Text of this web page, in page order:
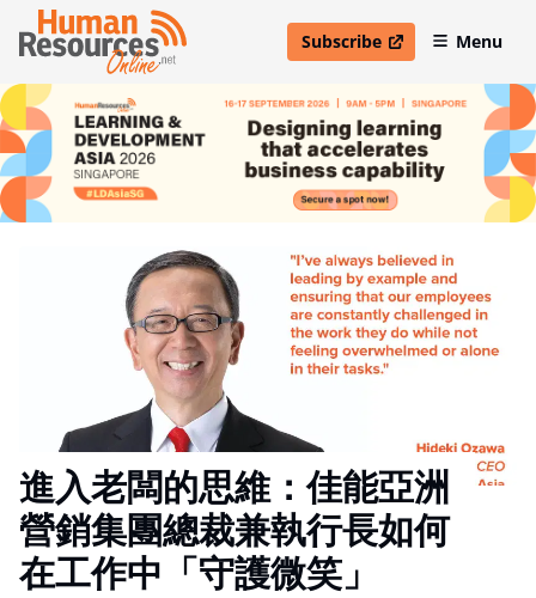
Subscribe
open in new windowMenu
進入老闆的思維：佳能亞洲
營銷集團總裁兼執行長如何
在工作中「守護微笑」